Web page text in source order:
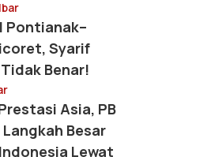
Pontianak–
Syarif
Benar!
Asia, PB
Besar
Lewat